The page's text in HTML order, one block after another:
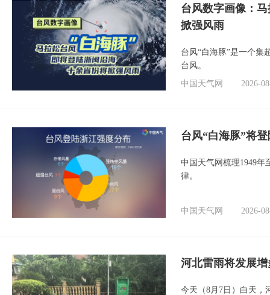
台风数字画像：
掀强风雨
台风“白海豚”是一个集
台风。
中国天气网
2026-
台风“白海豚”将
中国天气网梳理1949年
律。
中国天气网 2026-
河北雷雨将发展
今天（8月7日）白天，